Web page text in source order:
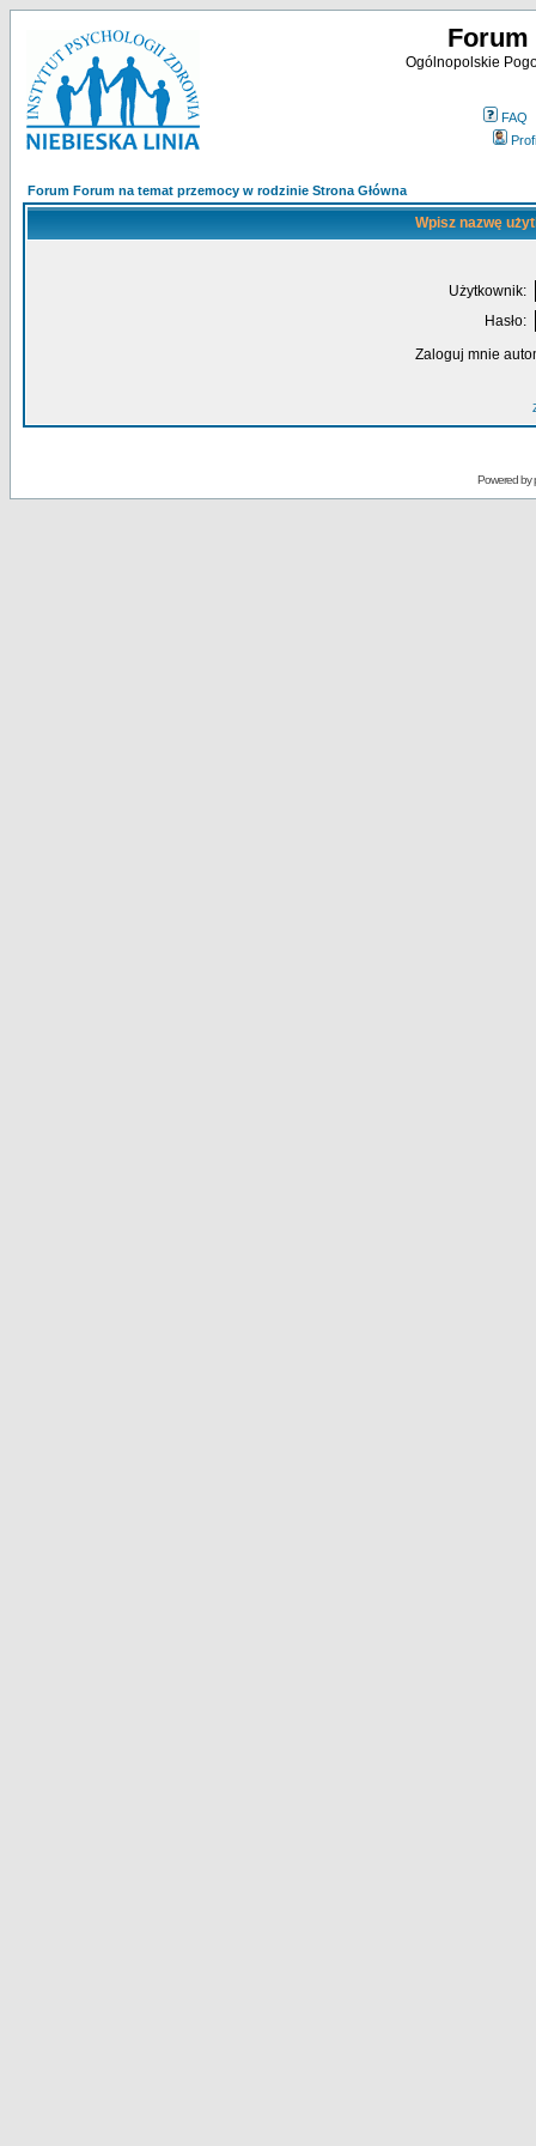
Forum
Ogólnopolskie
FAQ
Forum Forum na temat przemocy w rodzinie Strona Główna
Wpisz nazwę
Użytkownik:
Hasło:
Zaloguj mnie
Powered by